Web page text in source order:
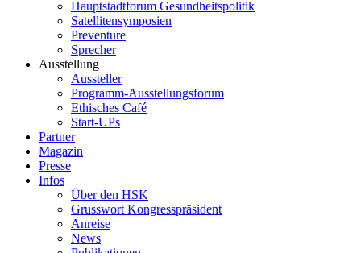
Hauptstadtforum Gesundheitspolitik
Satellitensymposien
Preventure
Sprecher
Ausstellung
Aussteller
Programm-Ausstellungsforum
Ethisches Café
Start-UPs
Partner
Magazin
Presse
Infos
Über den HSK
Grusswort Kongresspräsident
Anreise
News